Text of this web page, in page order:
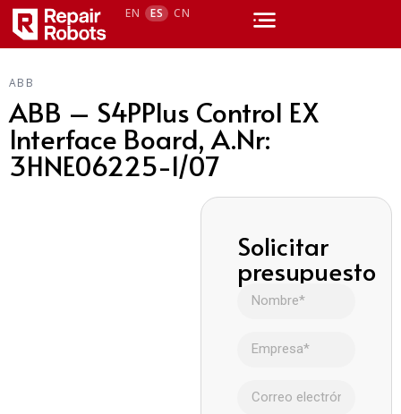
EN ES CN
ABB
ABB – S4PPlus Control EX
Interface Board, A.Nr:
3HNE06225-1/07
Solicitar
presupuesto